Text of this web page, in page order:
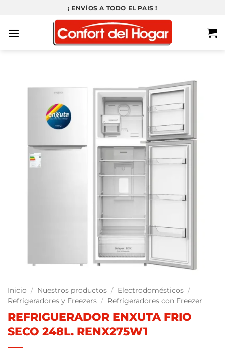
contenido
¡ ENVÍOS A TODO EL PAIS !
Inicio / Nuestros productos / Electrodomésticos /
Refrigeradores y Freezers / Refrigeradores con Freezer
REFRIGUERADOR ENXUTA FRIO
SECO 248L. RENX275W1